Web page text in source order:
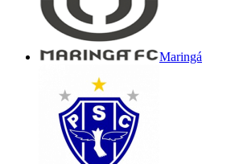
Maringá